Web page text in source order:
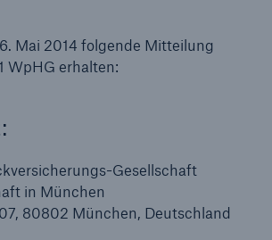
Mai 2014 folgende Mitteilung
WpHG erhalten:
Gesellschaft
in München
80802 München, Deutschland